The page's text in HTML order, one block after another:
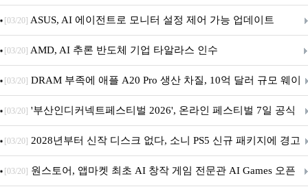
아의 용사’ 재개최 및 풍성한 기념 이벤트 실시!
[03/20] ASUS, AI 에이전트로 모니터 설정 제어 가능 업데이트
[03/20] AMD, AI 추론 반도체 기업 타알라스 인수
[03/20] DRAM 부족에 애플 A20 Pro 생산 차질, 10억 달러 규모 웨이
퍼 대기
[03/20] '부산인디커넥트페스티벌 2026', 온라인 페스티벌 7일 공식
개막... 22일간 진행
[03/20] 2028년부터 신작 디스크 없다, 소니 PS5 신규 패키지에 경고
문 추가
[03/20] 원스토어, 앱마켓 최초 AI 창작 게임 전문관 AI Games 오픈